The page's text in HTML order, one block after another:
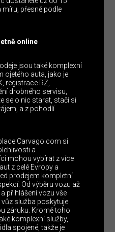
míru, přesně podle
online
jsou také komplexní
ojetého auta, jako je
registrace RZ,
drobného servisu,
se o nic starat, stačí si
a z pohodlí
Carvago.com si
a
mohou vybírat z více
z celé Evropy a
prodejem kompletní
Od výběru vozu až
přihlášení vozu vše
služba poskytuje
záruku. Kromě toho
komplexní služby,
spojené, takže je